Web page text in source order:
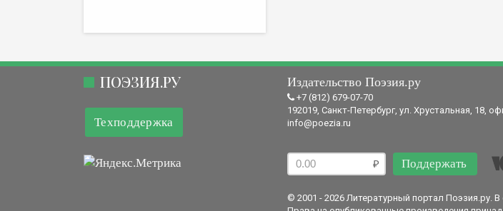
ПОЭЗИЯ.РУ
Техподдержка
Издательство Поэзия.ру
+7 (812) 679-07-70
192019, Санкт-Петербург, ул. Хрустальная, 18,
info@poezia.ru
Поддержать
© 2001 - 2026 Литературный портал Поэзия.ру. В